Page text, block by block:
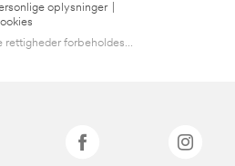
oplysninger
forbeholdes...